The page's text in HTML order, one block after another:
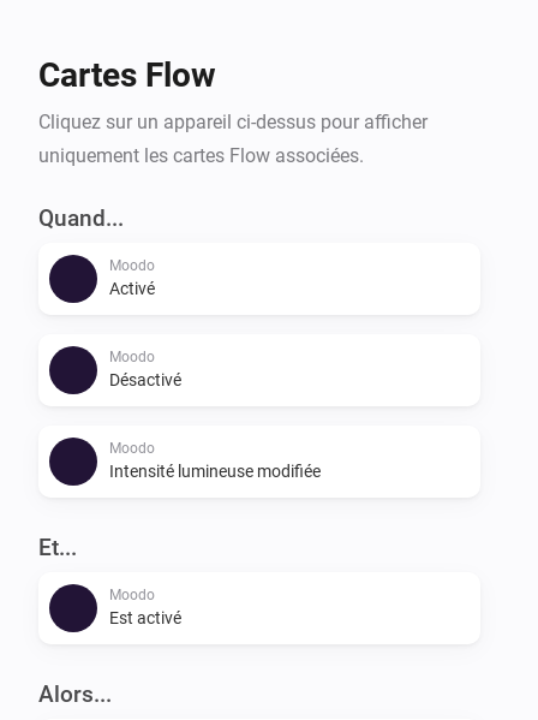
Cartes Flow
Cliquez sur un appareil ci-dessus pour afficher
uniquement les cartes Flow associées.
Quand...
Moodo
Activé
Moodo
Désactivé
Moodo
Intensité lumineuse modifiée
Et...
Moodo
Est activé
Alors...